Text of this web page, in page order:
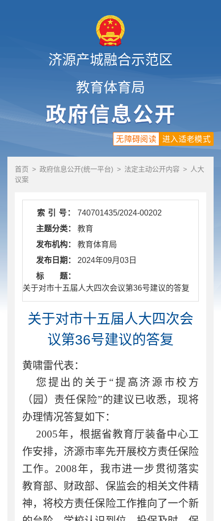
济源产城融合示范区
教育体育局
进入适老模式
无障碍阅读
首页 > 政府信息公开(统一平台) > 法定主动公开内容 >
人大
议案
索 引 号：
740701435/2024-00202
主题分类：
教育
发布机构：
教育体育局
发布日期：
2024年09月03日
标 题：
​ 关于对市十五届人大四次会议第36号建议的答复
关于对市十五届人大四次会
议第36号建议的答复
黄啸雷代表：
您提出的关于 “提高济源市校方
（园）责任保险”的建议已收悉，现将
办理情况答复如下：
2005年，根据省教育厅装备中心工
作安排，济源市率先开展校方责任保险
工作。 2008年，我市进一步贯彻落实
教育部、财政部、保监会的相关文件精
神，将校方责任保险工作推向了一个新